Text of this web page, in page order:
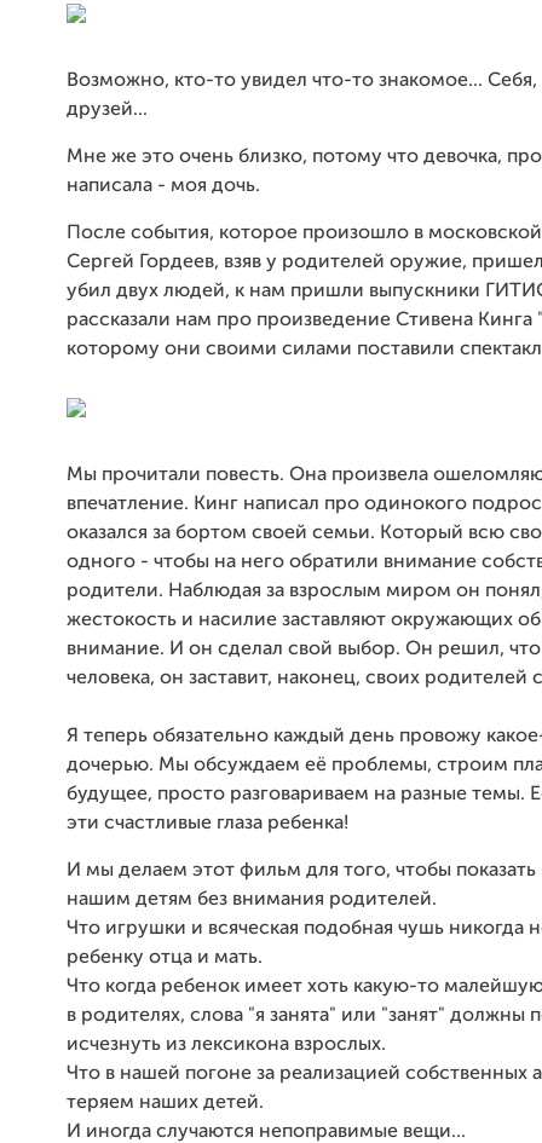
Возможно, кто-то увидел что-то знакомое... Себя,
друзей...
Мне же это очень близко, потому что девочка,
написала - моя дочь.
После события, которое произошло в
Сергей Гордеев, взяв у родителей оружие,
убил двух людей, к нам пришли выпускники
рассказали нам про произведение Стивена Кинга
которому они своими силами поставили
Мы прочитали повесть. Она произвела
впечатление. Кинг написал про одинокого
оказался за бортом своей семьи. Который всю
одного - чтобы на него обратили внимание
родители. Наблюдая за взрослым миром он
жестокость и насилие заставляют окружающих
внимание. И он сделал свой выбор. Он решил,
человека, он заставит, наконец, своих родителей
Я теперь обязательно каждый день провожу
дочерью. Мы обсуждаем её проблемы, строим
будущее, просто разговариваем на разные темы.
эти счастливые глаза ребенка!
И мы делаем этот фильм для того, чтобы показать
нашим детям без внимания родителей.
Что игрушки и всяческая подобная чушь никогда
ребенку отца и мать.
Что когда ребенок имеет хоть какую-то
в родителях, слова "я занята" или "занят" должны
исчезнуть из лексикона взрослых.
Что в нашей погоне за реализацией собственных
теряем наших детей.
И иногда случаются непоправимые вещи...